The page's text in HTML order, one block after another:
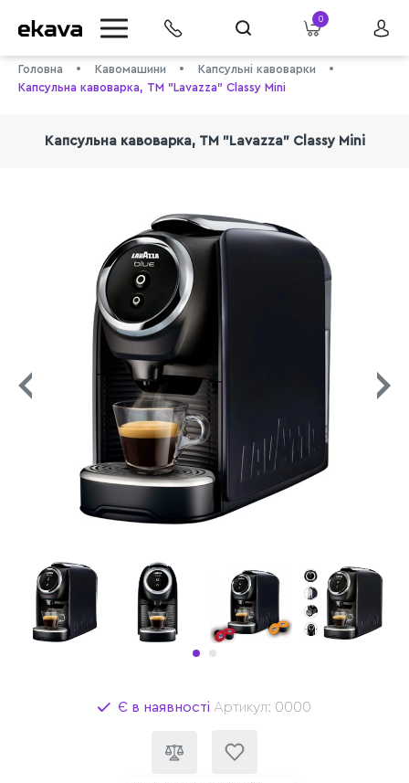
info@ekava.com.ua
0
Головна Кавомашини
Капсульні кавоварки
Капсульна кавоварка, ТМ "Lavazza" Classy Mini
Капсульна кавоварка, ТМ "Lavazza" Classy Mini
Є в наявності Артикул: 0000